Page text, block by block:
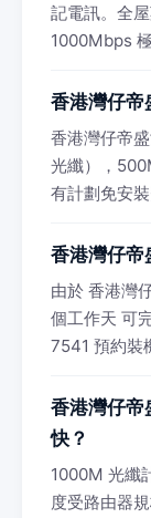
記電訊。全
1000Mbps 極
香港灣仔帝
香港灣仔帝
光纖），
有計劃免安
香港灣仔帝
由於 香港灣
個工作天 可
7541 預約裝
香港灣仔
快？
1000M 光纖
度受路由器